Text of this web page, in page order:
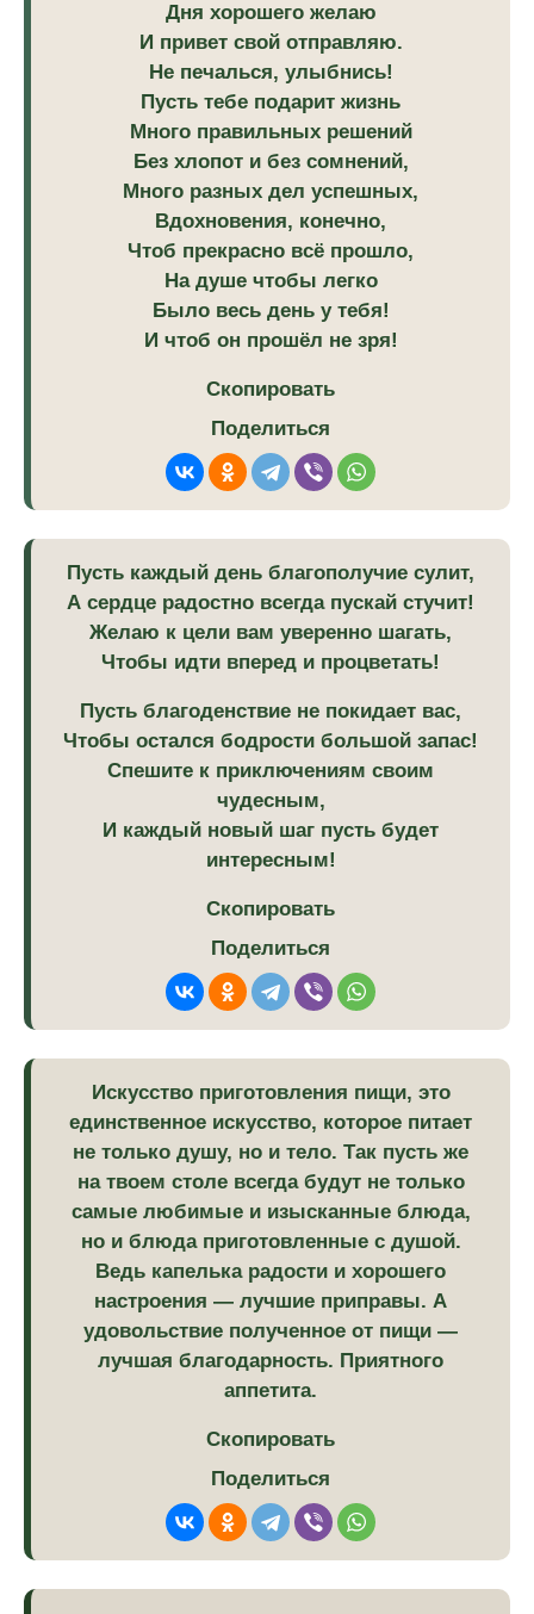
Дня хорошего желаю
И привет свой отправляю.
Не печалься, улыбнись!
Пусть тебе подарит жизнь
Много правильных решений
Без хлопот и без сомнений,
Много разных дел успешных,
Вдохновения, конечно,
Чтоб прекрасно всё прошло,
На душе чтобы легко
Было весь день у тебя!
И чтоб он прошёл не зря!
Скопировать
Поделиться
Пусть каждый день благополучие сулит,
А сердце радостно всегда пускай стучит!
Желаю к цели вам уверенно шагать,
Чтобы идти вперед и процветать!
Пусть благоденствие не покидает вас,
Чтобы остался бодрости большой запас!
Спешите к приключениям своим
чудесным,
И каждый новый шаг пусть будет
интересным!
Скопировать
Поделиться
Искусство приготовления пищи, это
единственное искусство, которое питает
не только душу, но и тело. Так пусть же
на твоем столе всегда будут не только
самые любимые и изысканные блюда,
но и блюда приготовленные с душой.
Ведь капелька радости и хорошего
настроения — лучшие приправы. А
удовольствие полученное от пищи —
лучшая благодарность. Приятного
аппетита.
Скопировать
Поделиться